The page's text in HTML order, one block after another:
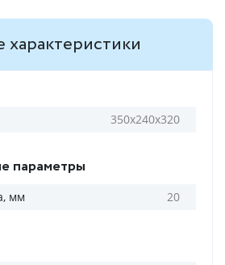
характеристики
350х240х320
параметры
мм 20